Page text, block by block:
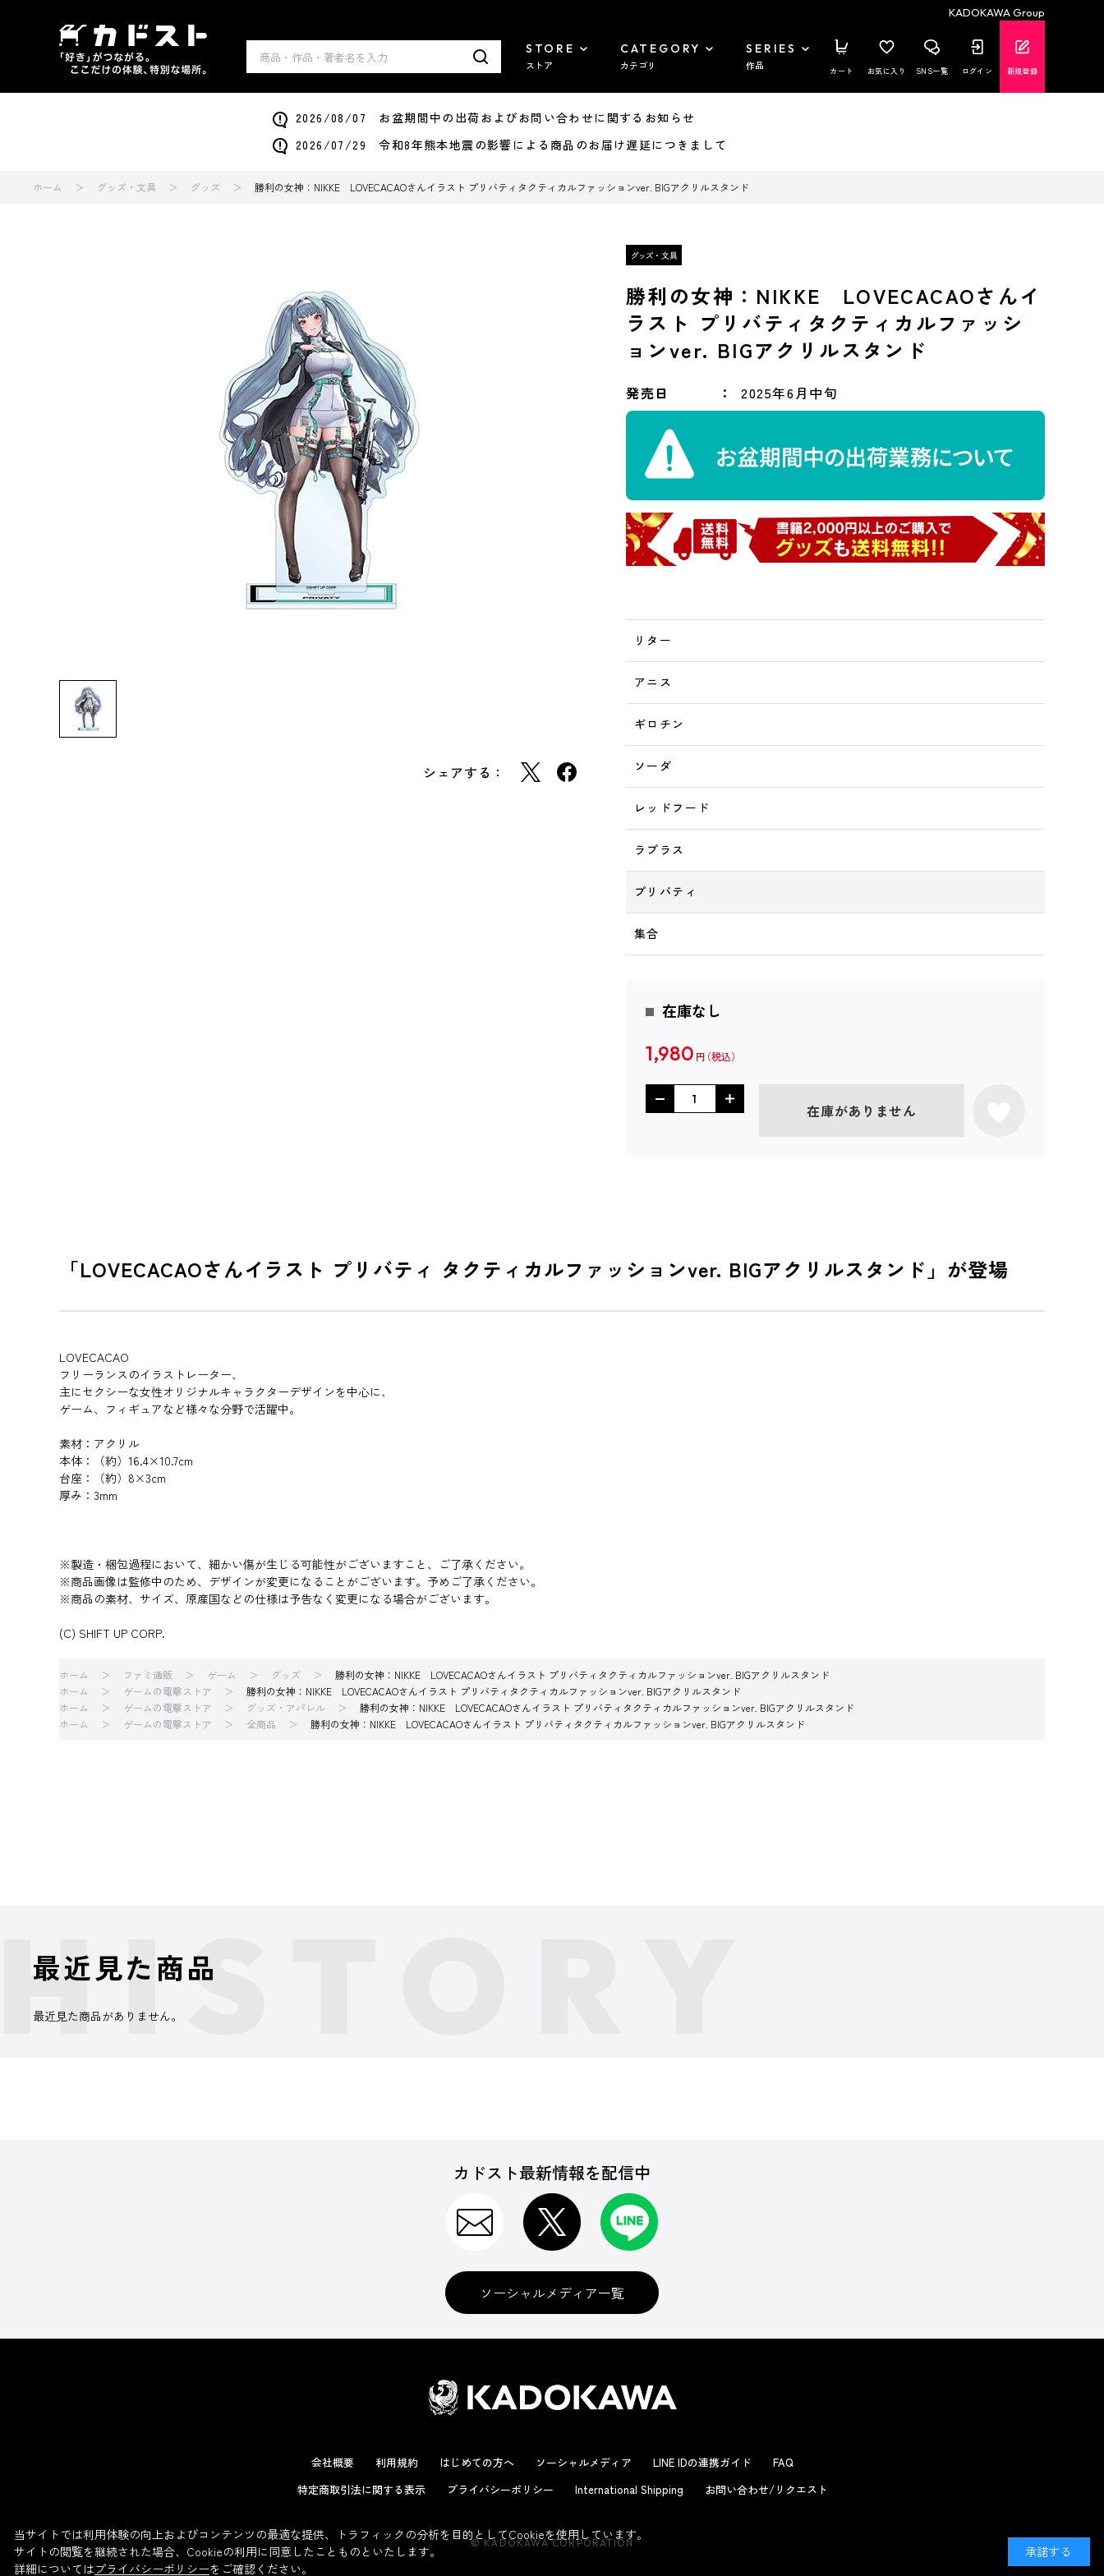
KADOKAWA Group
STORE
ストア
CATEGORY
カテゴリ
SERIES
作品 カート お気に入り SNS一覧 ログイン 新規登録
2026/08/07 お盆期間中の出荷およびお問い合わせに関するお知らせ
2026/07/29 令和8年熊本地震の影響による商品のお届け遅延につきまして
ホーム グッズ・文具 グッズ 勝利の女神：NIKKE LOVECACAOさんイラスト プリバティタクティカルファッションver. BIGアクリルスタンド
シェアする：
勝利の女神：NIKKE LOVECACAOさんイ
ラスト プリバティタクティカルファッシ
ョンver. BIGアクリルスタンド
発売日 2025年6月中旬
リター
アニス
ギロチン
ソーダ
レッドフード
ラプラス
プリバティ
集合
在庫なし
1,980 円
在庫がありません
「LOVECACAOさんイラスト プリバティ タクティカルファッションver. BIGアクリルスタンド」が登場
LOVECACAO
フリーランスのイラストレーター、
主にセクシーな女性オリジナルキャラクターデザインを中心に、
ゲーム、フィギュアなど様々な分野で活躍中。
素材：アクリル
本体：（約）16.4×10.7cm
台座：（約）8×3cm
厚み：3mm
※製造・梱包過程において、細かい傷が生じる可能性がございますこと、ご了承ください。
※商品画像は監修中のため、デザインが変更になることがございます。予めご了承ください。
※商品の素材、サイズ、原産国などの仕様は予告なく変更になる場合がございます。
(C) SHIFT UP CORP.
ホーム ファミ通販 ゲーム グッズ
勝利の女神：NIKKE LOVECACAOさんイラスト プリバティタクティカルファッションver. BIGアクリルスタンド
ホーム
ゲームの電撃ストア
勝利の女神：NIKKE LOVECACAOさんイラスト プリバティタクティカルファッションver. BIGアクリルスタンド
ホーム
ゲームの電撃ストア グッズ・アパレル
勝利の女神：NIKKE LOVECACAOさんイラスト プリバティタクティカルファッションver. BIGアクリルスタンド
ホーム
ゲームの電撃ストア 全商品 勝利の女神：NIKKE LOVECACAOさんイラスト プリバティタクティカルファッションver. BIGアクリルスタンド
最近見た商品
最近見た商品がありません。
カドスト最新情報を配信中
ソーシャルメディア一覧
会社概要 利用規約 はじめての方へ ソーシャルメディア LINE IDの連携ガイド
FAQ
特定商取引法に関する表示
プライバシーポリシー International Shipping お問い合わせ/リクエスト
© KADOKAWA CORPORATION
当サイトでは利用体験の向上およびコンテンツの最適な提供、トラフィックの分析を目的としてCookieを使用しています。
サイトの閲覧を継続された場合、Cookieの利用に同意したことものといたします。
詳細についてはプライバシーポリシーをご確認ください。
承諾する